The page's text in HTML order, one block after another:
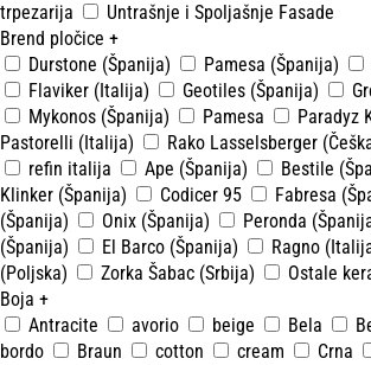
trpezarija
Untrašnje i Spoljašnje Fasade
Brend pločice +
Durstone (Španija)
Pamesa (Španija)
Flaviker (Italija)
Geotiles (Španija)
Mykonos (Španija)
Pamesa
Paradyz
Pastorelli (Italija)
Rako Lasselsberger
refin italija
Ape (Španija) Bestile
Klinker (Španija)
Codicer 95 Fabresa
(Španija)
Onix (Španija) Peronda
(Španija)
El Barco (Španija) Ragno
(Poljska)
Zorka Šabac (Srbija)
Ostale
Boja +
Antracite
avorio beige Bela
bordo
Braun cotton cream Crna